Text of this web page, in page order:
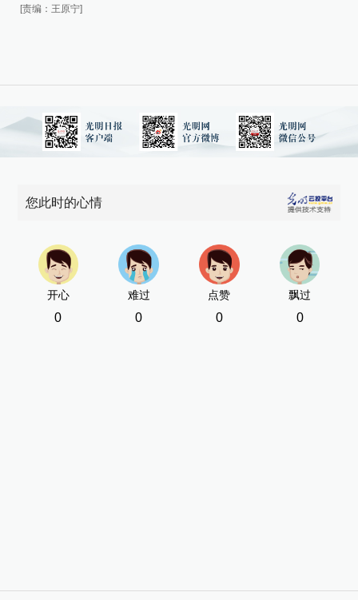
[责编：王原宁]
您此时的心情
开心
0
难过
0
点赞
0
飘过
0